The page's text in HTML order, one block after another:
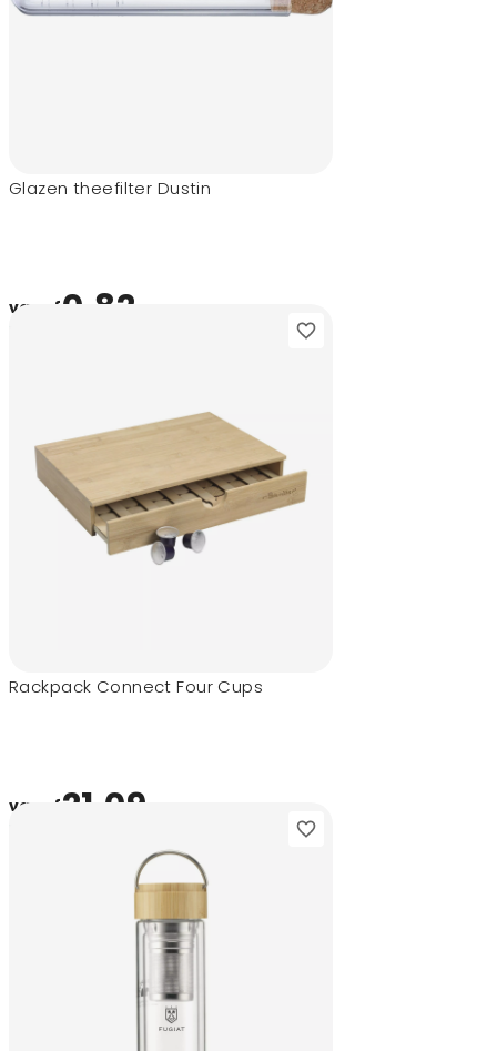
Glazen theefilter Dustin
vanaf0,82
Rackpack Connect Four Cups
vanaf21,09